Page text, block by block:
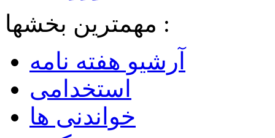
مهمترین بخشها :
آرشیو هفته نامه
استخدامی
خواندنی ها